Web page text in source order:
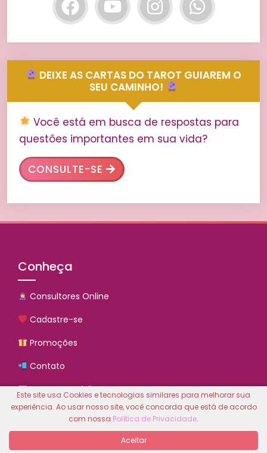
DEIXE AS CARTAS DO TAROT GUIAREM O
SEU CAMINHO!
Você está em busca de respostas para
questões importantes em sua vida?
CONSULTE-SE
Conheça
Consultores Online
Cadastre-se
Promoções
Contato
Comprar Créditos
Quem Somos
Pólítica de Privacidade
Este site usa Cookies e tecnologias similares para melhorar sua
experiência. Ao usar nosso site, você concorda que está de acordo
com nossa Política de Privacidade.
Aceitar